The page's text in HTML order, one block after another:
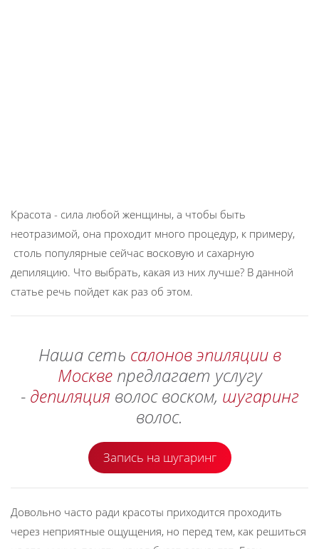
Красота - сила любой женщины, а чтобы быть
неотразимой, она проходит много процедур, к примеру,
столь популярные сейчас восковую и сахарную
депиляцию. Что выбрать, какая из них лучше? В данной
статье речь пойдет как раз об этом.
Наша сеть салонов эпиляции в
Москвепредлагает услугу
- депиляцияволос воском, шугаринг
волос.
Запись на шугаринг
Довольно часто ради красоты приходится проходить
через неприятные ощущения, но перед тем, как решиться